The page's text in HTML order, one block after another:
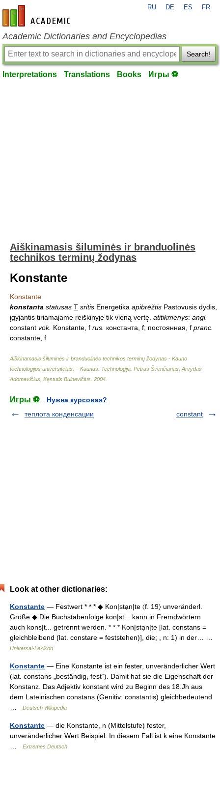
en-academic.com
RU DE ES FR
Academic Dictionaries and Encyclopedias
Search!
Interpretations Translations Books Игры ⚽
Aiškinamasis šiluminės ir branduolinės
technikos terminų žodynas
Konstante
Konstante
konstanta statusas T sritis Energetika apibrėžtis Pastovusis dydis,
įgyjantis tiriamajame reiškinyje tik vieną vertę. atitikmenys: angl.
constant vok. Konstante, f rus. константа, f; постоянная, f pranc.
constante, f
Aiškinamasis šiluminės ir branduolinės technikos terminų žodynas - Kauno
technologijos universitetas. – Kaunas: Technologija Petras Švenčianas, Arvydas
Adomavičius, Kęstutis Buinevičius 2004
Игры ⚽
Нужна курсовая?
теплота конденсации
constant
Look at other dictionaries:
Konstante — Festwert * * * ◆ Kon|stạn|te 〈f. 19〉 unveränderl.
Größe ◆ Die Buchstabenfolge kon|st... kann in Fremdwörtern
auch kons|t... getrennt werden. * * * Kon|stạn|te [lat. constans =
gleichbleibend (lat. constare = feststehen)], die; , n: 1) in der… …
Universal-Lexikon
Konstante — Eine Konstante ist ein fester, unveränderlicher Wert
(lat. constans „beständig, fest“). Damit hat sie die Eigenschaft der
Konstanz. Das Adjektiv konstant wird zu Beginn des 18.Jh aus
dem Lateinischen constans (Genitiv: constantis) gleichbedeutend
Deutsch Wikipedia
Konstante — die Konstante, n (Mittelstufe) fester,
unveränderlicher Wert Beispiel: In diesem Fall ist k eine Konstante
Extremes Deutsch